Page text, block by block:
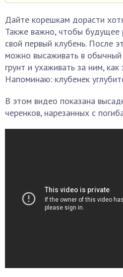
Дайте корешкам дорасти
Также важно, чтобы будущее
свой первый клубень. После
можно высаживать в обычный
грунт и ухаживать за ним, как
Напоминаю: клубенек
В этом видео показана
черенков, нарезанных с